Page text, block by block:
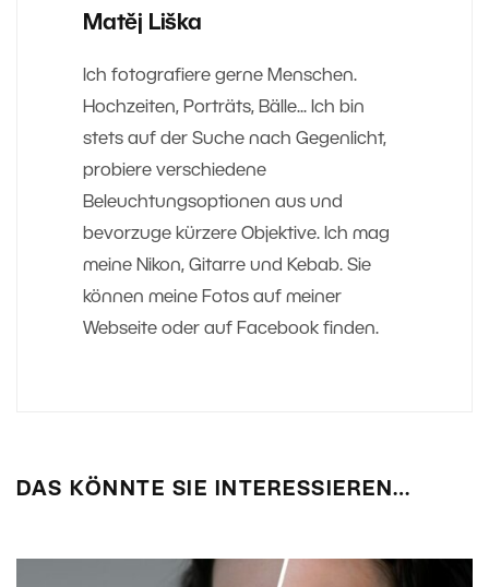
Matěj Liška
Ich fotografiere gerne Menschen.
Hochzeiten, Porträts, Bälle... Ich bin
stets auf der Suche nach Gegenlicht,
probiere verschiedene
Beleuchtungsoptionen aus und
bevorzuge kürzere Objektive. Ich mag
meine Nikon, Gitarre und Kebab. Sie
können meine Fotos auf meiner
Webseite oder auf Facebook finden.
DAS KÖNNTE SIE INTERESSIEREN…